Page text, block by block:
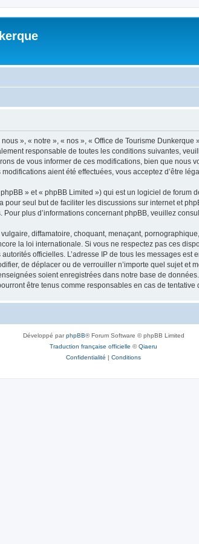
», « notre », « nos », « Office de Tourisme
responsable de toutes les conditions suivantes,
de vous informer de ces modifications, bien que nous
aient été effectuées, vous acceptez d’être
» et « phpBB Limited ») qui est un logiciel de forum
pour seul but de faciliter les discussions sur internet et
plus d’informations concernant phpBB, veuillez
diffamatoire, choquant, menaçant,
la loi internationale. Si vous ne respectez pas ces
officielles. L’adresse IP de tous les messages
de déplacer ou de verrouiller n’importe quel sujet et
soient enregistrées dans notre base de
être tenus comme responsables en cas de
Développé parphpBB® Forum Software © phpBB Limited
Traduction française officielle ©Qiaeru
Confidentialité | Conditions